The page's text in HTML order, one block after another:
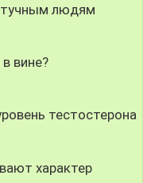
тучным людям
вине?
тестостерона
характер